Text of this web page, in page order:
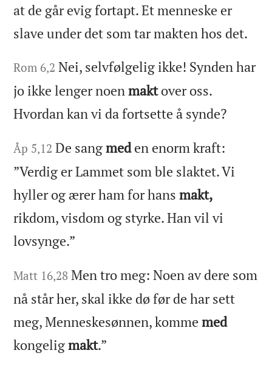
at de går evig fortapt. Et menneske er
slave under det som tar makten hos det.
Rom 6,2 Nei, selvfølgelig ikke! Synden har
jo ikke lenger noenmaktover oss.
Hvordan kan vi da fortsette å synde?
Åp 5,12 De sangmeden enorm kraft:
”Verdig er Lammet som ble slaktet. Vi
hyller og ærer ham for hansmakt,
rikdom, visdom og styrke. Han vil vi
lovsynge.”
Matt 16,28 Men tro meg: Noen av dere som
nå står her, skal ikke dø før de har sett
meg, Menneskesønnen, kommemed
kongeligmakt.”